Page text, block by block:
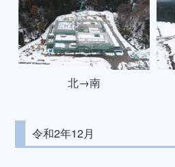
北→南
令和2年12月